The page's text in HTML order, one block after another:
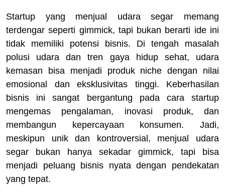
Startup yang menjual udara segar memang
terdengar seperti gimmick, tapi bukan berarti ide ini
tidak memiliki potensi bisnis. Di tengah masalah
polusi udara dan tren gaya hidup sehat, udara
kemasan bisa menjadi produk niche dengan nilai
emosional dan eksklusivitas tinggi. Keberhasilan
bisnis ini sangat bergantung pada cara startup
mengemas pengalaman, inovasi produk, dan
membangun kepercayaan konsumen. Jadi,
meskipun unik dan kontroversial, menjual udara
segar bukan hanya sekadar gimmick, tapi bisa
menjadi peluang bisnis nyata dengan pendekatan
yang tepat.